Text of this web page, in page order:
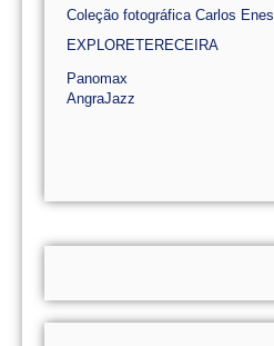
Coleção fotográfica Carlos Enes
EXPLORETERECEIRA
Panomax
AngraJazz